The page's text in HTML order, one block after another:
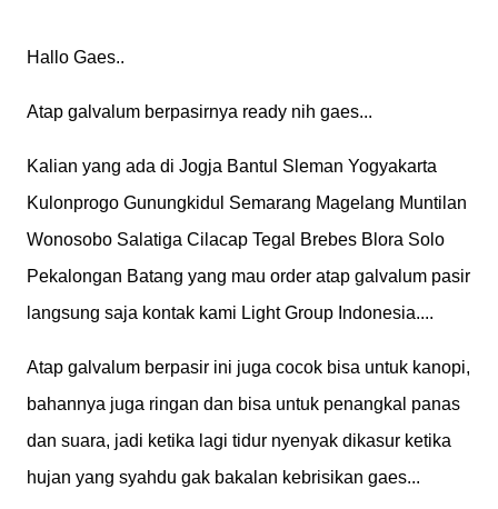
Hallo Gaes..
Atap galvalum berpasirnya ready nih gaes...
Kalian yang ada di Jogja Bantul Sleman Yogyakarta
Kulonprogo Gunungkidul Semarang Magelang Muntilan
Wonosobo Salatiga Cilacap Tegal Brebes Blora Solo
Pekalongan Batang yang mau order atap galvalum pasir
langsung saja kontak kami Light Group Indonesia....
Atap galvalum berpasir ini juga cocok bisa untuk kanopi,
bahannya juga ringan dan bisa untuk penangkal panas
dan suara, jadi ketika lagi tidur nyenyak dikasur ketika
hujan yang syahdu gak bakalan kebrisikan gaes...